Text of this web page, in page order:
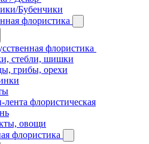
Бубенчики
флористика
флористика
стебли, шишки
грибы, орехи
лента флористическая
овощи
флористика